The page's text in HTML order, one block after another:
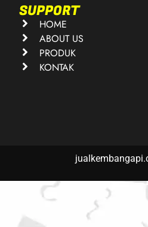
SUPPORT
HOME
ABOUT US
PRODUK
KONTAK